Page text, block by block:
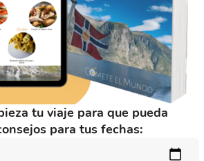
tu viaje para que pueda
para tus fechas: